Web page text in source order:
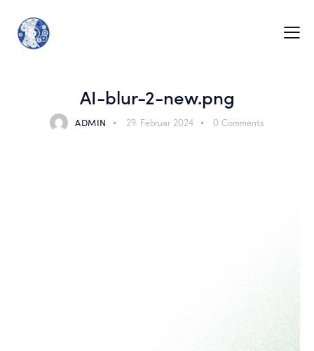
AI-blur-2-new.png
ADMIN 29. Februar 2024 0 Comments